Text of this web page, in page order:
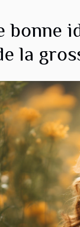
bonne
la